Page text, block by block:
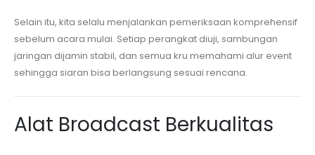
Selain itu, kita selalu menjalankan pemeriksaan komprehensif
sebelum acara mulai. Setiap perangkat diuji, sambungan
jaringan dijamin stabil, dan semua kru memahami alur event
sehingga siaran bisa berlangsung sesuai rencana.
Alat Broadcast Berkualitas